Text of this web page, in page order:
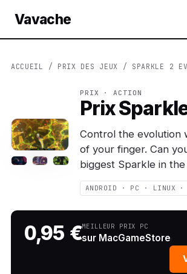
Vavache
ACCUEIL / PRIX DES JEUX / SPARKLE 2
PRIX · ACTION
Prix
Control the evolution
of your finger. Can
biggest Sparkle in
ANDROID · PC · LINUX ·
0,95 €MEILLEUR PRIX PC
sur MacGameStore